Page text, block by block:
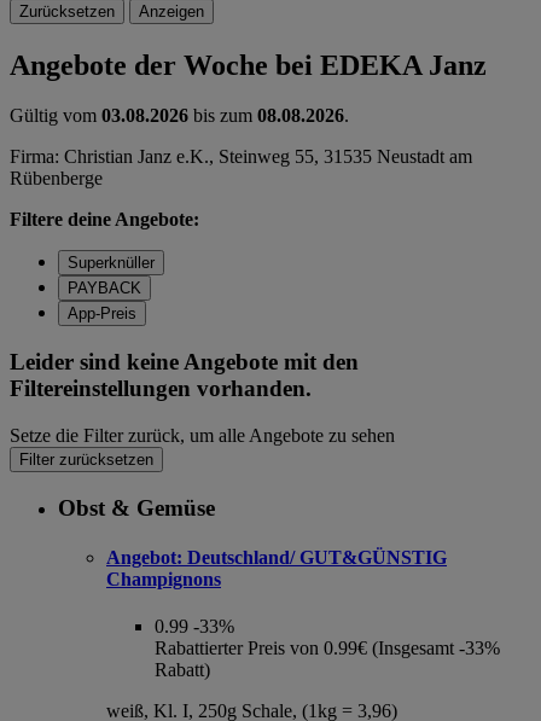
Zurücksetzen Anzeigen
Angebote der Woche bei EDEKA Janz
Gültig vom 03.08.2026 bis zum 08.08.2026.
Firma: Christian Janz e.K., Steinweg 55, 31535 Neustadt am
Rübenberge
Filtere deine Angebote:
Superknüller
PAYBACK
App-Preis
Leider sind keine Angebote mit den
Filtereinstellungen vorhanden.
Setze die Filter zurück, um alle Angebote zu sehen
Filter zurücksetzen
Obst & Gemüse
Angebot: Deutschland/ GUT&GÜNSTIG
Champignons
0.99 -33%
Rabattierter Preis von 0.99€ (Insgesamt -33%
Rabatt)
weiß, Kl. I, 250g Schale, (1kg = 3,96)